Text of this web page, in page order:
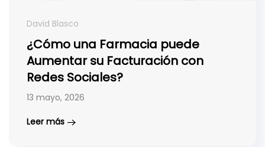
David Blasco
¿Cómo una Farmacia puede
Aumentar su Facturación con
Redes Sociales?
13 mayo, 2026
Leer más